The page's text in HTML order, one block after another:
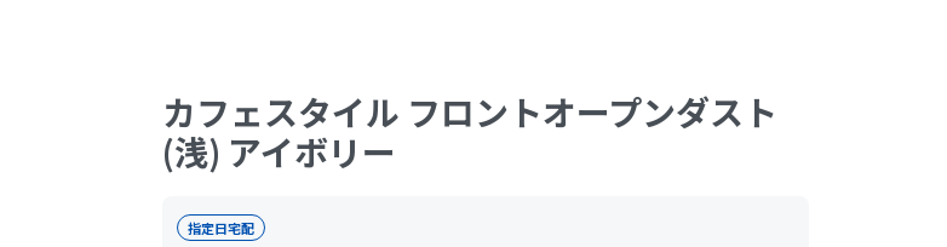
カフェスタイル フロントオープンダスト
(浅) アイボリー
指定日宅配